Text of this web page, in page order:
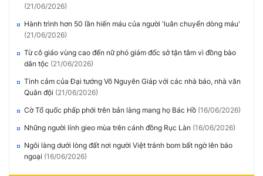
(21/06/2026)
Hành trình hơn 50 lần hiến máu của người 'luân chuyển dòng máu'
(21/06/2026)
Từ cô giáo vùng cao đến nữ phó giám đốc sở tận tâm vì đồng bào
dân tộc (21/06/2026)
Tình cảm của Đại tướng Võ Nguyên Giáp với các nhà báo, nhà văn
Quân đội (21/06/2026)
Cờ Tổ quốc phấp phới trên bản làng mang họ Bác Hồ (16/06/2026)
Những người lính gieo mùa trên cánh đồng Rục Làn (16/06/2026)
Ngôi làng dưới lòng đất nơi người Việt tránh bom bất ngờ lên báo
ngoại (16/06/2026)